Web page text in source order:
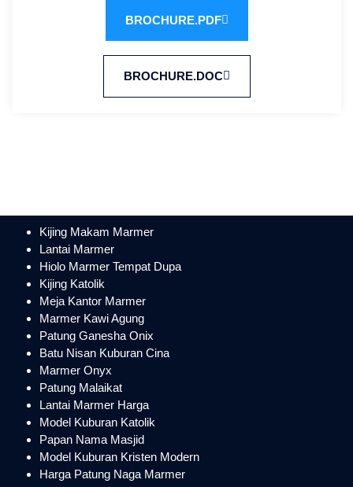
BROCHURE.PDF
BROCHURE.DOC
Kijing Makam Marmer
Lantai Marmer
Hiolo Marmer Tempat Dupa
Kijing Katolik
Meja Kantor Marmer
Marmer Kawi Agung
Patung Ganesha Onix
Batu Nisan Kuburan Cina
Marmer Onyx
Patung Malaikat
Lantai Marmer Harga
Model Kuburan Katolik
Papan Nama Masjid
Model Kuburan Kristen Modern
Harga Patung Naga Marmer